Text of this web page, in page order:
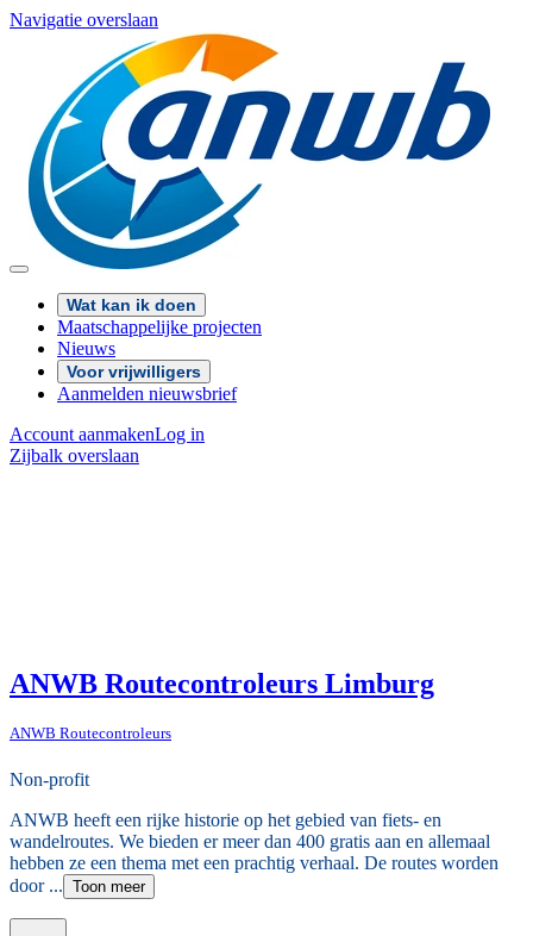
Navigatie overslaan
Wat kan ik doen
Maatschappelijke projecten
Nieuws
Voor vrijwilligers
Aanmelden nieuwsbrief
Account aanmakenLog in
Zijbalk overslaan
ANWB Routecontroleurs Limburg
ANWB Routecontroleurs
Non-profit
ANWB heeft een rijke historie op het gebied van fiets- en
wandelroutes. We bieden er meer dan 400 gratis aan en allemaal
hebben ze een thema met een prachtig verhaal. De routes worden
door ... Toon meer